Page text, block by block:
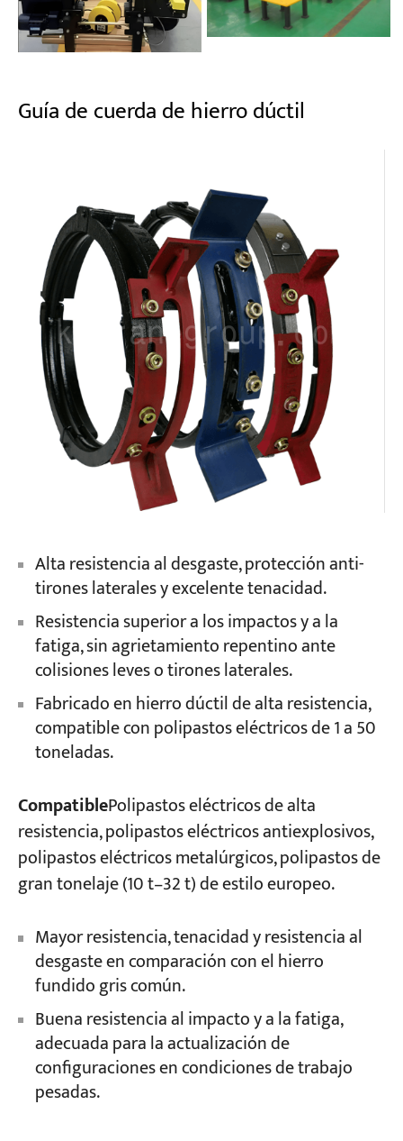
Guía de cuerda de hierro dúctil
Alta resistencia al desgaste, protección anti-
tirones laterales y excelente tenacidad.
Resistencia superior a los impactos y a la
fatiga, sin agrietamiento repentino ante
colisiones leves o tirones laterales.
Fabricado en hierro dúctil de alta resistencia,
compatible con polipastos eléctricos de 1 a 50
toneladas.
CompatiblePolipastos eléctricos de alta
resistencia, polipastos eléctricos antiexplosivos,
polipastos eléctricos metalúrgicos, polipastos de
gran tonelaje (10 t–32 t) de estilo europeo.
Mayor resistencia, tenacidad y resistencia al
desgaste en comparación con el hierro
fundido gris común.
Buena resistencia al impacto y a la fatiga,
adecuada para la actualización de
configuraciones en condiciones de trabajo
pesadas.